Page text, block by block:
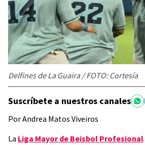
Delfines de La Guaira / FOTO: Cortesía
Suscríbete a nuestros canales
Por Andrea Matos Viveiros
La Liga Mayor de Beisbol Profesional